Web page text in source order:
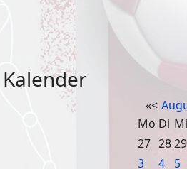
Kalender
«<
Mo Di Mi
27 28 29
3
4 5